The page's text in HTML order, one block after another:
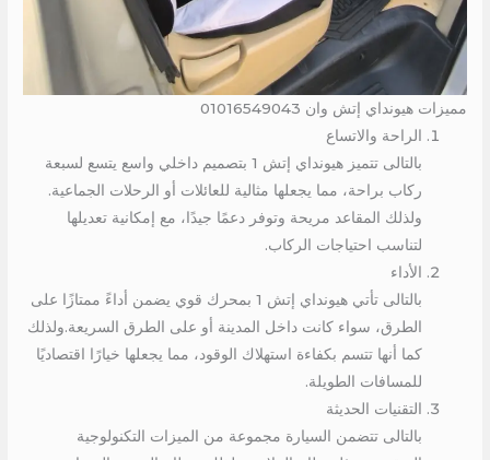
مميزات هيونداي إتش وان 01016549043
الراحة والاتساع
بالتالى تتميز هيونداي إتش 1 بتصميم داخلي واسع يتسع لسبعة
ركاب براحة، مما يجعلها مثالية للعائلات أو الرحلات الجماعية.
ولذلك المقاعد مريحة وتوفر دعمًا جيدًا، مع إمكانية تعديلها
لتناسب احتياجات الركاب.
الأداء
بالتالى تأتي هيونداي إتش 1 بمحرك قوي يضمن أداءً ممتازًا على
الطرق، سواء كانت داخل المدينة أو على الطرق السريعة.ولذلك
كما أنها تتسم بكفاءة استهلاك الوقود، مما يجعلها خيارًا اقتصاديًا
للمسافات الطويلة.
التقنيات الحديثة
بالتالى تتضمن السيارة مجموعة من الميزات التكنولوجية